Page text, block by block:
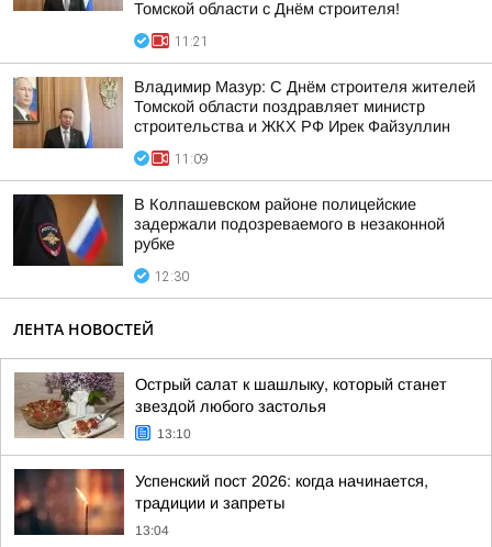
Томской области с Днём строителя!
11:21
Владимир Мазур: С Днём строителя жителей
Томской области поздравляет министр
строительства и ЖКХ РФ Ирек Файзуллин
11:09
В Колпашевском районе полицейские
задержали подозреваемого в незаконной
рубке
12:30
ЛЕНТА НОВОСТЕЙ
Острый салат к шашлыку, который станет
звездой любого застолья
13:10
Успенский пост 2026: когда начинается,
традиции и запреты
13:04